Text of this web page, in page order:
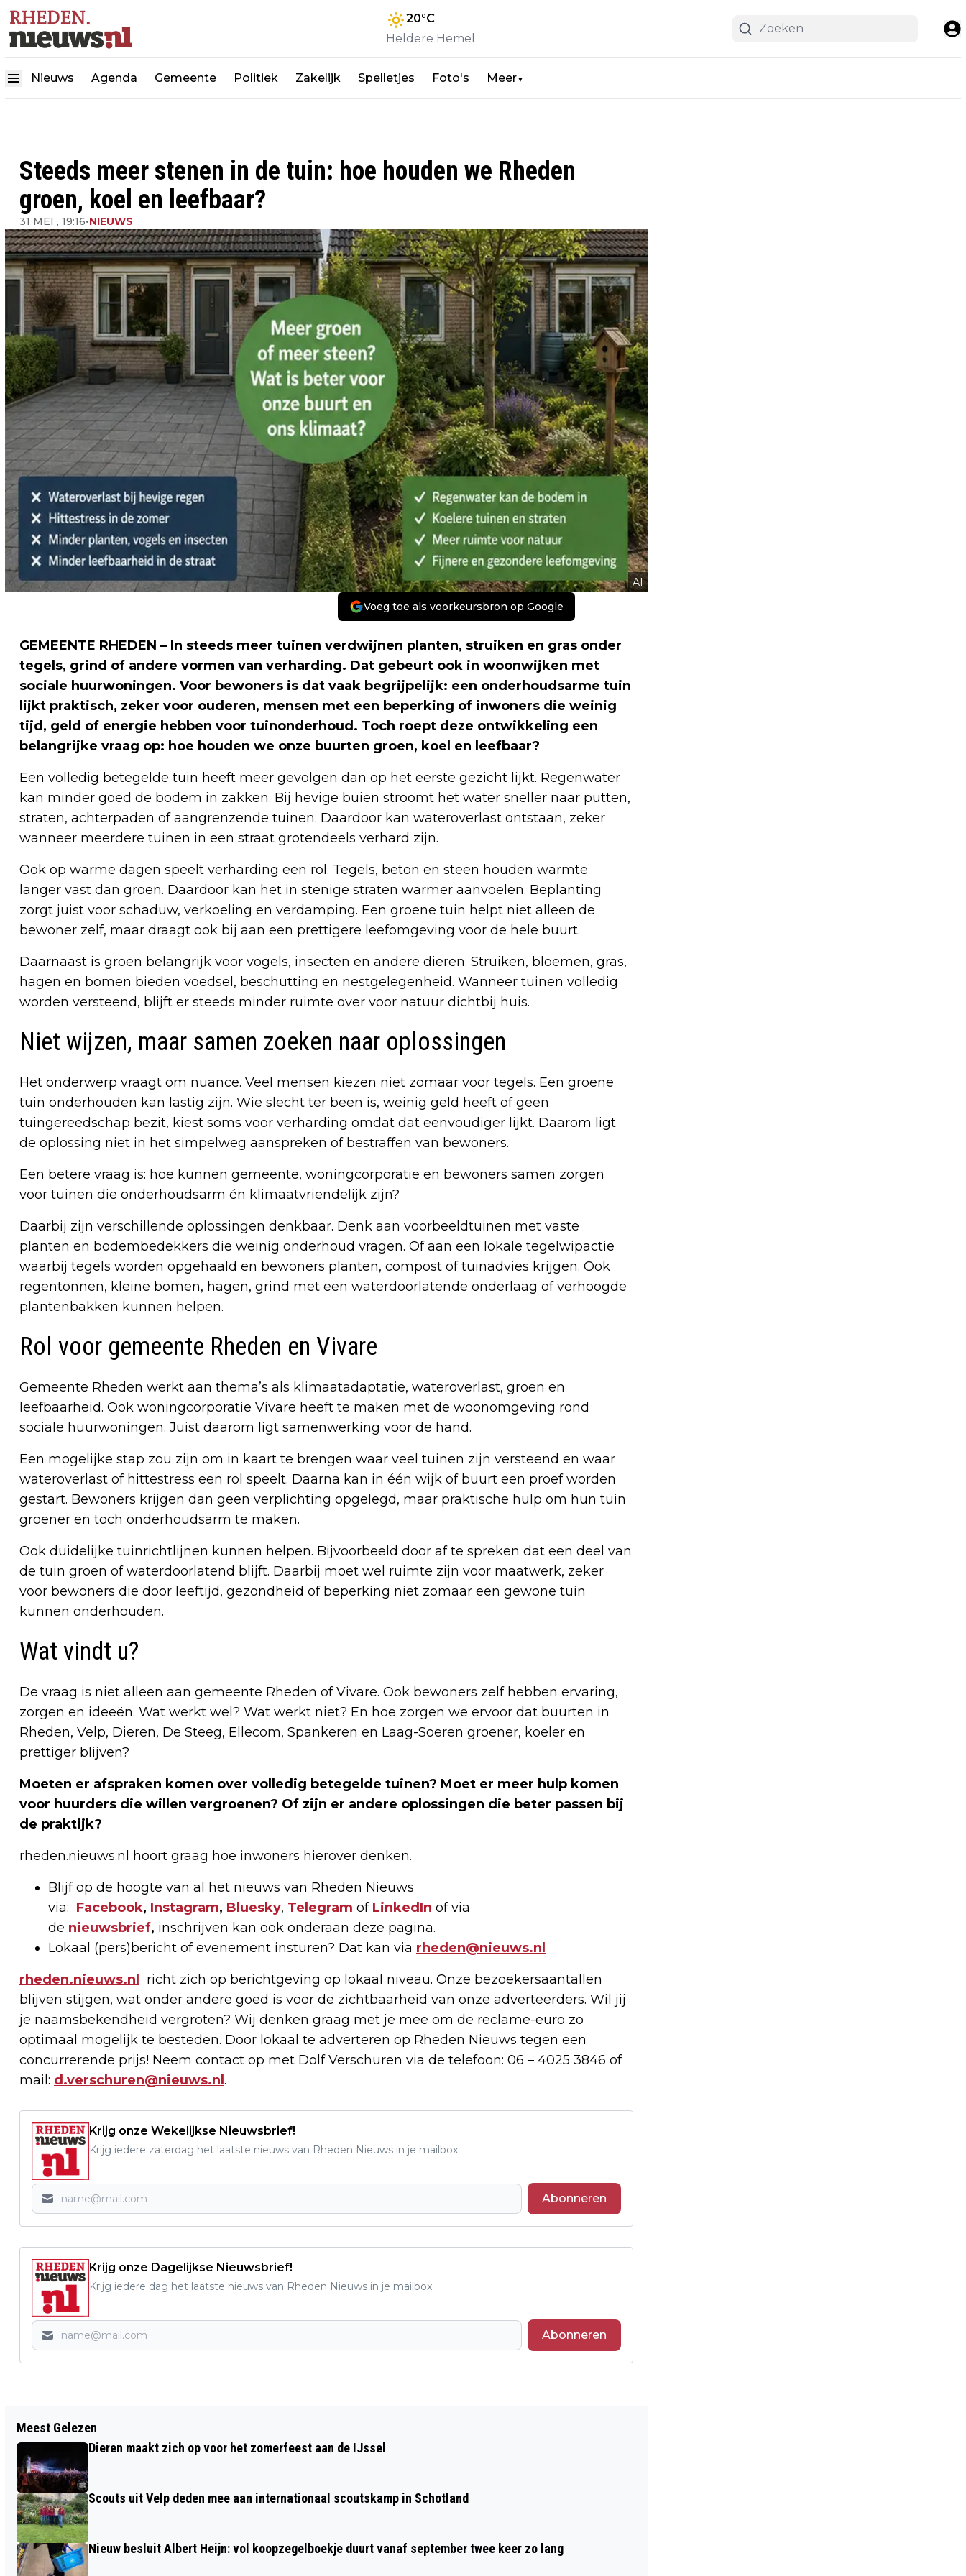
20°C
Heldere Hemel
Nieuws Agenda Gemeente Politiek Zakelijk Spelletjes Foto's Meer▼
Steeds meer stenen in de tuin: hoe houden we Rheden
groen, koel en leefbaar?
31 MEI , 19:16•NIEUWS
AI
Voeg toe als voorkeursbron op Google
GEMEENTE RHEDEN – In steeds meer tuinen verdwijnen planten, struiken en gras onder
tegels, grind of andere vormen van verharding. Dat gebeurt ook in woonwijken met
sociale huurwoningen. Voor bewoners is dat vaak begrijpelijk: een onderhoudsarme tuin
lijkt praktisch, zeker voor ouderen, mensen met een beperking of inwoners die weinig
tijd, geld of energie hebben voor tuinonderhoud. Toch roept deze ontwikkeling een
belangrijke vraag op: hoe houden we onze buurten groen, koel en leefbaar?
Een volledig betegelde tuin heeft meer gevolgen dan op het eerste gezicht lijkt. Regenwater
kan minder goed de bodem in zakken. Bij hevige buien stroomt het water sneller naar putten,
straten, achterpaden of aangrenzende tuinen. Daardoor kan wateroverlast ontstaan, zeker
wanneer meerdere tuinen in een straat grotendeels verhard zijn.
Ook op warme dagen speelt verharding een rol. Tegels, beton en steen houden warmte
langer vast dan groen. Daardoor kan het in stenige straten warmer aanvoelen. Beplanting
zorgt juist voor schaduw, verkoeling en verdamping. Een groene tuin helpt niet alleen de
bewoner zelf, maar draagt ook bij aan een prettigere leefomgeving voor de hele buurt.
Daarnaast is groen belangrijk voor vogels, insecten en andere dieren. Struiken, bloemen, gras,
hagen en bomen bieden voedsel, beschutting en nestgelegenheid. Wanneer tuinen volledig
worden versteend, blijft er steeds minder ruimte over voor natuur dichtbij huis.
Niet wijzen, maar samen zoeken naar oplossingen
Het onderwerp vraagt om nuance. Veel mensen kiezen niet zomaar voor tegels. Een groene
tuin onderhouden kan lastig zijn. Wie slecht ter been is, weinig geld heeft of geen
tuingereedschap bezit, kiest soms voor verharding omdat dat eenvoudiger lijkt. Daarom ligt
de oplossing niet in het simpelweg aanspreken of bestraffen van bewoners.
Een betere vraag is: hoe kunnen gemeente, woningcorporatie en bewoners samen zorgen
voor tuinen die onderhoudsarm én klimaatvriendelijk zijn?
Daarbij zijn verschillende oplossingen denkbaar. Denk aan voorbeeldtuinen met vaste
planten en bodembedekkers die weinig onderhoud vragen. Of aan een lokale tegelwipactie
waarbij tegels worden opgehaald en bewoners planten, compost of tuinadvies krijgen. Ook
regentonnen, kleine bomen, hagen, grind met een waterdoorlatende onderlaag of verhoogde
plantenbakken kunnen helpen.
Rol voor gemeente Rheden en Vivare
Gemeente Rheden werkt aan thema’s als klimaatadaptatie, wateroverlast, groen en
leefbaarheid. Ook woningcorporatie Vivare heeft te maken met de woonomgeving rond
sociale huurwoningen. Juist daarom ligt samenwerking voor de hand.
Een mogelijke stap zou zijn om in kaart te brengen waar veel tuinen zijn versteend en waar
wateroverlast of hittestress een rol speelt. Daarna kan in één wijk of buurt een proef worden
gestart. Bewoners krijgen dan geen verplichting opgelegd, maar praktische hulp om hun tuin
groener en toch onderhoudsarm te maken.
Ook duidelijke tuinrichtlijnen kunnen helpen. Bijvoorbeeld door af te spreken dat een deel van
de tuin groen of waterdoorlatend blijft. Daarbij moet wel ruimte zijn voor maatwerk, zeker
voor bewoners die door leeftijd, gezondheid of beperking niet zomaar een gewone tuin
kunnen onderhouden.
Wat vindt u?
De vraag is niet alleen aan gemeente Rheden of Vivare. Ook bewoners zelf hebben ervaring,
zorgen en ideeën. Wat werkt wel? Wat werkt niet? En hoe zorgen we ervoor dat buurten in
Rheden, Velp, Dieren, De Steeg, Ellecom, Spankeren en Laag-Soeren groener, koeler en
prettiger blijven?
Moeten er afspraken komen over volledig betegelde tuinen? Moet er meer hulp komen
voor huurders die willen vergroenen? Of zijn er andere oplossingen die beter passen bij
de praktijk?
rheden.nieuws.nl hoort graag hoe inwoners hierover denken.
Blijf op de hoogte van al het nieuws van Rheden Nieuws
via: Facebook, Instagram, Bluesky, Telegram of LinkedIn of via
de nieuwsbrief, inschrijven kan ook onderaan deze pagina.
Lokaal (pers)bericht of evenement insturen? Dat kan via rheden@nieuws.nl
rheden.nieuws.nl richt zich op berichtgeving op lokaal niveau. Onze bezoekersaantallen
blijven stijgen, wat onder andere goed is voor de zichtbaarheid van onze adverteerders. Wil jij
je naamsbekendheid vergroten? Wij denken graag met je mee om de reclame-euro zo
optimaal mogelijk te besteden. Door lokaal te adverteren op Rheden Nieuws tegen een
concurrerende prijs! Neem contact op met Dolf Verschuren via de telefoon: 06 – 4025 3846 of
mail: d.verschuren@nieuws.nl.
Krijg onze Wekelijkse Nieuwsbrief!
Krijg iedere zaterdag het laatste nieuws van Rheden Nieuws in je mailbox
Abonneren
Krijg onze Dagelijkse Nieuwsbrief!
Krijg iedere dag het laatste nieuws van Rheden Nieuws in je mailbox
Abonneren
OPEN COFFEE VELP DONDERDAG 11 JUNI
2026
OP HAAR SPORTVELD IN VELP
Meest Gelezen
Dieren maakt zich op voor het zomerfeest aan de IJssel
Scouts uit Velp deden mee aan internationaal scoutskamp in Schotland
Nieuw besluit Albert Heijn: vol koopzegelboekje duurt vanaf september twee keer zo lang